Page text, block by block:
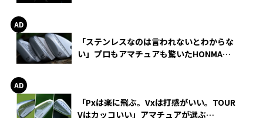
「ステンレスなのは言われないとわからな
い」プロもアマチュアも驚いたHONMA
「Pxは楽に飛ぶ。Vxは打感がいい。TOUR
Vはカッコいい」アマチュアが選ぶ